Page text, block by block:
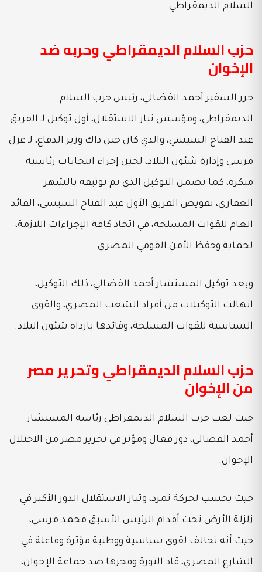
السلام الديمقراطي
حزب السلام الديمقراطي وحربه ضد
الإخوان
حرر السفير أحمد الفضالي، رئيس حزب السلام
الديمقراطي، ومؤسس تيار الاستقلال، أول توكيل لـ الفريق
عبد الفتاح السيسي، والذي كان حين ذاك وزير الدفاع، لـ عزل
مرسي وإدارة شئون البلاد، لحين إجراء انتخابات رئاسية
مبكرة، كما تضمن التوكيل الذي تم توثيقه بالشهر
العقاري، تفويض الفريق الأول عبد الفتاح السيسي، القائد
العام للقوات المسلحة، في اتخاذ كافة الإجراءات اللازمة،
لحماية وحفظ الأمن القومي المصري.
وبعد توكيل المستشار أحمد الفضالي، ذلك التوكيل،
انهالت التوكيلات من أفراد الشعب المصري، والقوى
السياسية للقوات المسلحة، وقائدها بارداه شئون البلاد.
حزب السلام الديمقراطي وتحرير مصر
من الإخوان
حيث لعب حزب السلام الديمقراطي رئاسة المستشار
أحمد الفضالي، دور فعال ومؤثر في تحرير مصر من الاحتلال
الإخوان.
حيث يحسب لحركة تمرد، وتيار الاستقلال الدور الأكبر في
زلزلة الأرض تحت أقدام الرئيس الأسبق محمد مرسي،
حيث أنه تحالف لقوى سياسية ووطنية مؤثرة وفاعلة في
الشارع المصري، قاد الثورة وفجرها ضد جماعة الإخوان،